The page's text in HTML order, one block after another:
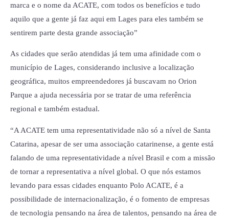
marca e o nome da ACATE, com todos os benefícios e tudo
aquilo que a gente já faz aqui em Lages para eles também se
sentirem parte desta grande associação”
As cidades que serão atendidas já tem uma afinidade com o
município de Lages, considerando inclusive a localização
geográfica, muitos empreendedores já buscavam no Orion
Parque a ajuda necessária por se tratar de uma referência
regional e também estadual.
“A ACATE tem uma representatividade não só a nível de Santa
Catarina, apesar de ser uma associação catarinense, a gente está
falando de uma representatividade a nível Brasil e com a missão
de tornar a representativa a nível global. O que nós estamos
levando para essas cidades enquanto Polo ACATE, é a
possibilidade de internacionalização, é o fomento de empresas
de tecnologia pensando na área de talentos, pensando na área de